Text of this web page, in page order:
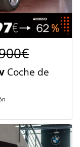
Coche de